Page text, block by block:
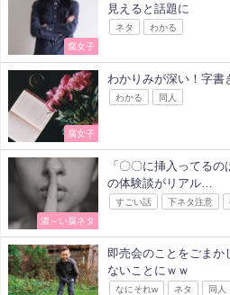
腐女子
見えると話題に
ネタ わかる
腐女子
わかりみが深い！字書
わかる 同人
濃～い腐ネタ
「〇〇に挿入ってる
の体験談がリアル…
すごい話 下ネタ注意
即売会のことをごま
ないことにｗｗ
なにそれw ネタ 同人